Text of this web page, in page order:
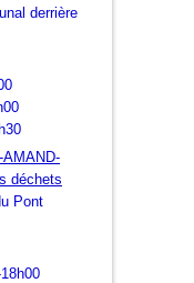
derrière
AMAND-
déchets
Pont